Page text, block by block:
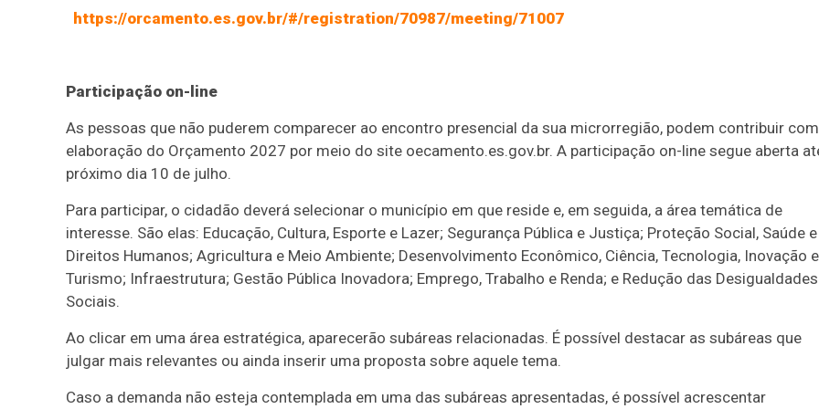
https://orcamento.es.gov.br/#/registration/70987/meeting/71007
Participação on-line
As pessoas que não puderem comparecer ao encontro presencial da sua microrregião, podem contribuir
elaboração do Orçamento 2027 por meio do site oecamento.es.gov.br. A participação on-line segue aberta
próximo dia 10 de julho.
Para participar, o cidadão deverá selecionar o município em que reside e, em seguida, a área temática de
interesse. São elas: Educação, Cultura, Esporte e Lazer; Segurança Pública e Justiça; Proteção Social, Saúde e
Direitos Humanos; Agricultura e Meio Ambiente; Desenvolvimento Econômico, Ciência, Tecnologia, Inovação e
Turismo; Infraestrutura; Gestão Pública Inovadora; Emprego, Trabalho e Renda; e Redução das Desigualdades
Sociais.
Ao clicar em uma área estratégica, aparecerão subáreas relacionadas. É possível destacar as subáreas que
julgar mais relevantes ou ainda inserir uma proposta sobre aquele tema.
Caso a demanda não esteja contemplada em uma das subáreas apresentadas, é possível acrescentar